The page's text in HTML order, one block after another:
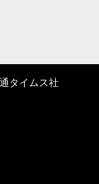
タイムス社